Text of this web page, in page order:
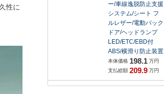
性に
ー/車線逸脱防止支援
システム/シート フ
ルレザー/電動バック
ドア/ヘッドランプ
LED/ETC/EBD付
ABS/横滑り防止装置
本体価格 198.1 万円
支払総額 209.9 万円